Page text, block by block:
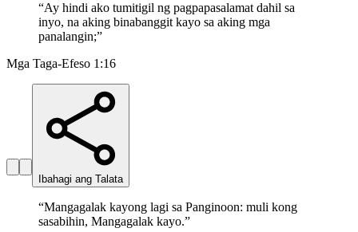
“Ay hindi ako tumitigil ng pagpapasalamat dahil sa
inyo, na aking binabanggit kayo sa aking mga
panalangin;”
Mga Taga-Efeso 1:16
Ibahagi ang Talata
“Mangagalak kayong lagi sa Panginoon: muli kong
sasabihin, Mangagalak kayo.”